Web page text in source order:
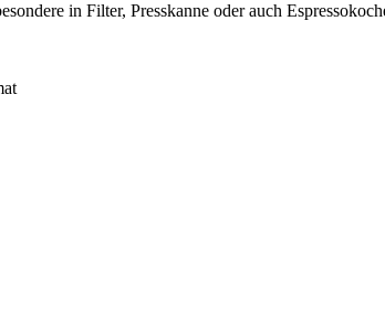
in Filter, Presskanne oder auch